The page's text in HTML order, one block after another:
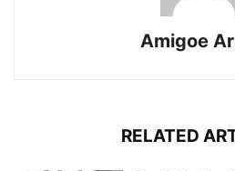
Amigoe
RELATED